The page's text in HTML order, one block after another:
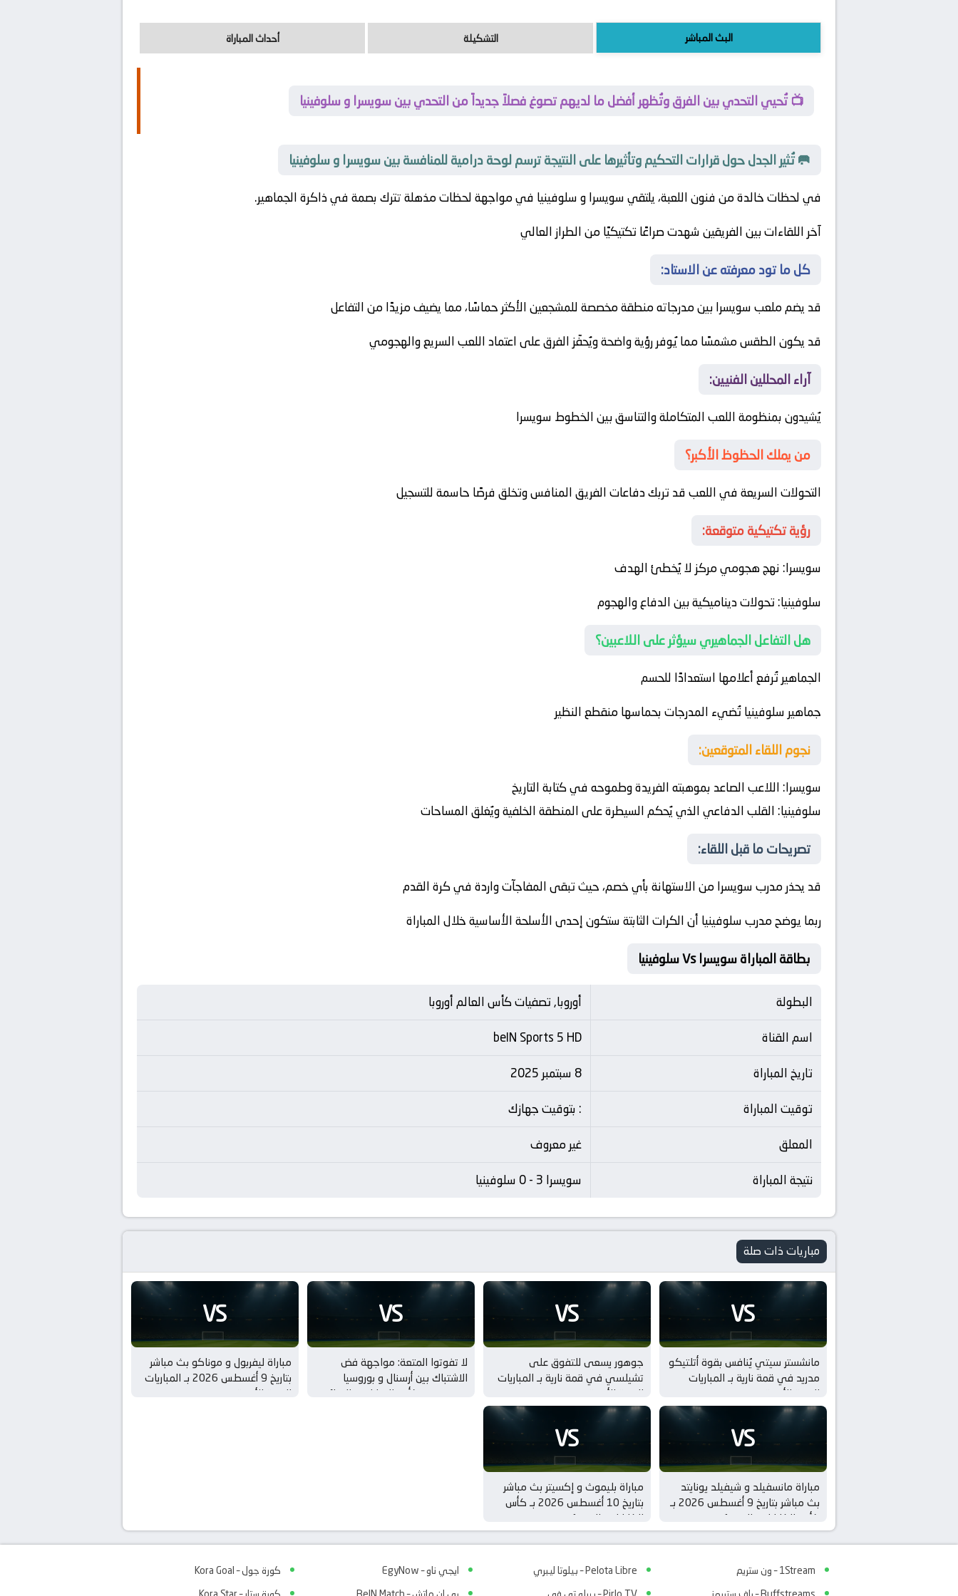
البث المباشر التشكيلة أحداث المباراة
📺 تُحيي التحدي بين الفرق وتُظهر أفضل ما لديهم تصوغ فصلاً جديداً من التحدي بين سويسرا و سلوفينيا
🥅 تُثير الجدل حول قرارات التحكيم وتأثيرها على النتيجة ترسم لوحة درامية للمنافسة بين سويسرا و سلوفينيا
في لحظات خالدة من فنون اللعبة، يلتقيسويسراوسلوفينيا في مواجهة لحظات مذهلة تترك بصمة في ذاكرة الجماهير.
آخر اللقاءات بين الفريقين شهدت صراعًا تكتيكيًا من الطراز العالي
كل ما تود معرفته عن الاستاد:
قد يضم ملعب سويسرا بين مدرجاته منطقة مخصصة للمشجعين الأكثر حماسًا، مما يضيف مزيدًا من التفاعل
قد يكون الطقس مشمسًا مما يُوفر رؤية واضحة ويُحفّز الفرق على اعتماد اللعب السريع والهجومي
آراء المحللين الفنيين:
يُشيدون بمنظومة اللعب المتكاملة والتناسق بين الخطوط سويسرا
من يملك الحظوظ الأكبر؟
التحولات السريعة في اللعب قد تربك دفاعات الفريق المنافس وتخلق فرصًا حاسمة للتسجيل
رؤية تكتيكية متوقعة:
سويسرا: نهج هجومي مركز لا يُخطئ الهدف
سلوفينيا: تحولات ديناميكية بين الدفاع والهجوم
هل التفاعل الجماهيري سيؤثر على اللاعبين؟
الجماهير تُرفع أعلامها استعدادًا للحسم
جماهير سلوفينيا تُضيء المدرجات بحماسها منقطع النظير
نجوم اللقاء المتوقعين:
سويسرا: اللاعب الصاعد بموهبته الفريدة وطموحه في كتابة التاريخ
سلوفينيا: القلب الدفاعي الذي يُحكم السيطرة على المنطقة الخلفية ويُغلق المساحات
تصريحات ما قبل اللقاء:
قد يحذر مدرب سويسرا من الاستهانة بأي خصم، حيث تبقى المفاجآت واردة في كرة القدم
ربما يوضح مدرب سلوفينيا أن الكرات الثابتة ستكون إحدى الأسلحة الأساسية خلال المباراة
بطاقة المباراة سويسرا Vs سلوفينيا
البطولة
أوروبا, تصفيات كأس العالم أوروبا
اسم القناة
beIN Sports 5 HD
تاريخ المباراة
8 سبتمبر 2025
توقيت المباراة
: بتوقيت جهازك
المعلق
غير معروف
نتيجة المباراة
سويسرا 3 - 0 سلوفينيا
مباريات ذات صلة
VS
مانشستر سيتي يُنافس بقوة أتلتيكو
مدريد في قمة نارية بـ المباريات
الودية للأندية
VS
جوهور يسعى للتفوق على
تشيلسي في قمة نارية بـ المباريات
الودية للأندية
VS
لا تفوتوا المتعة: مواجهة فض
الاشتباك بين أرسنال و بوروسيا
دورتموند بـ كأس الامارات – النهائي
VS
مباراة ليفربول و موناكو بث مباشر
بتاريخ 9 أغسطس 2026 بـ المباريات
الودية للأندية
VS
مباراة مانسفيلد و شيفيلد يونايتد
بث مباشر بتاريخ 9 أغسطس 2026 بـ
كأس الكاراباو – الدور 1
VS
مباراة بليموث و إكسيتر بث مباشر
بتاريخ 10 أغسطس 2026 بـ كأس
الكاراباو – الدور 1
1Stream – ون ستريم
Pelota Libre – بيلوتا ليبري
ايجي ناو – EgyNow
كورة جول – Kora Goal